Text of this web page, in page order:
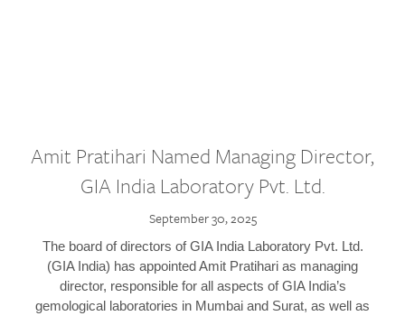
Amit Pratihari Named Managing Director,
GIA India Laboratory Pvt. Ltd.
September 30, 2025
The board of directors of GIA India Laboratory Pvt. Ltd.
(GIA India) has appointed Amit Pratihari as managing
director, responsible for all aspects of GIA India’s
gemological laboratories in Mumbai and Surat, as well as